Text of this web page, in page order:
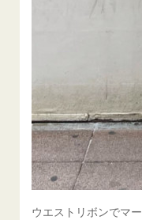
ウエストリボンでマ